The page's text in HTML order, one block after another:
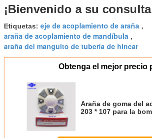
¡Bienvenido a su
Etiquetas: eje de acoplamiento de araña ,
araña de acoplamiento de mandíbula ,
araña del manguito de tubería de hincar
Obtenga el mejor precio
Araña de goma del
203 * 107 para la